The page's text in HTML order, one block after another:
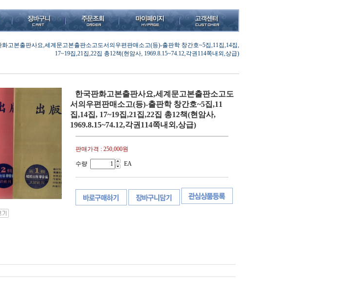
화고본출판사요,세계문고본출판소고도서의우편판매소고(등)-출판학 창간호~5집,11집,14집,
17~19집,21집,22집 총12책(현암사, 1969.8.15~74.12,각권114쪽내외,상급)
한국판화고본출판사요,세계문고본출판소고도
서의우편판매소고(등)-출판학 창간호~5집,11
집,14집, 17~19집,21집,22집 총12책(현암사,
1969.8.15~74.12,각권114쪽내외,상급)
판매가격 : 250,000원
수량 EA